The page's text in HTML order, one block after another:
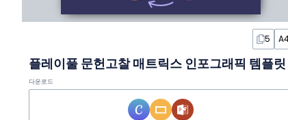
5
플레이풀 문헌고찰 매트릭스 인포그래픽 템플릿
다운로드